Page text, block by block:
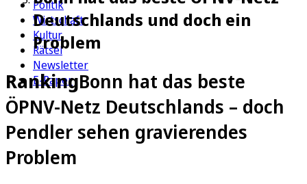
Politik
Wirtschaft
Kultur
Rätsel
Newsletter
E-Paper
Deutschlands und doch ein
Problem
RankingBonn hat das beste
ÖPNV-Netz Deutschlands – doch
Pendler sehen gravierendes
Problem